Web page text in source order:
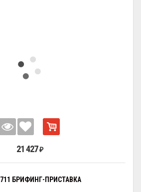
21 427 ₽
БРИФИНГ-ПРИСТАВКА